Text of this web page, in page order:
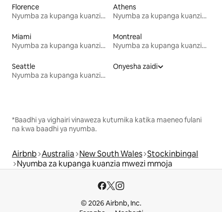
Florence
Nyumba za kupanga kuanzia mwezi mmoja
Athens
Nyumba za kupanga kuanzia mwezi mmoja
Miami
Nyumba za kupanga kuanzia mwezi mmoja
Montreal
Nyumba za kupanga kuanzia mwezi mmoja
Seattle
Nyumba za kupanga kuanzia mwezi mmoja
Onyesha zaidi
*Baadhi ya vighairi vinaweza kutumika katika maeneo fulani
na kwa baadhi ya nyumba.
Airbnb Australia New South Wales Stockinbingal
Nyumba za kupanga kuanzia mwezi mmoja
© 2026 Airbnb, Inc.